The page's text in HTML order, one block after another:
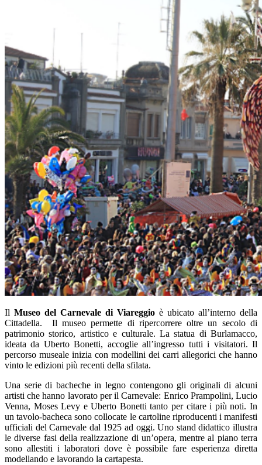
Il Museo del Carnevale di Viareggio è ubicato all’interno della
Cittadella. Il museo permette di ripercorrere oltre un secolo di
patrimonio storico, artistico e culturale. La statua di Burlamacco,
ideata da Uberto Bonetti, accoglie all’ingresso tutti i visitatori. Il
percorso museale inizia con modellini dei carri allegorici che hanno
vinto le edizioni più recenti della sfilata.
Una serie di bacheche in legno contengono gli originali di alcuni
artisti che hanno lavorato per il Carnevale: Enrico Prampolini, Lucio
Venna, Moses Levy e Uberto Bonetti tanto per citare i più noti. In
un tavolo-bacheca sono collocate le cartoline riproducenti i manifesti
ufficiali del Carnevale dal 1925 ad oggi. Uno stand didattico illustra
le diverse fasi della realizzazione di un’opera, mentre al piano terra
sono allestiti i laboratori dove è possibile fare esperienza diretta
modellando e lavorando la cartapesta.